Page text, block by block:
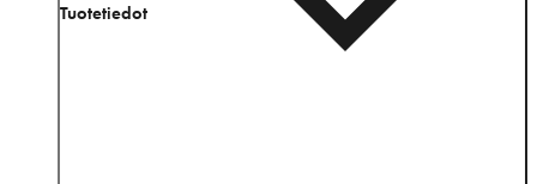
Tuotetiedot